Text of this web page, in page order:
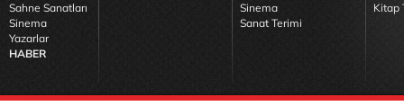
Sahne Sanatları
Sinema
Yazarlar
HABER
Sinema
Sanat Terimi
Kitap